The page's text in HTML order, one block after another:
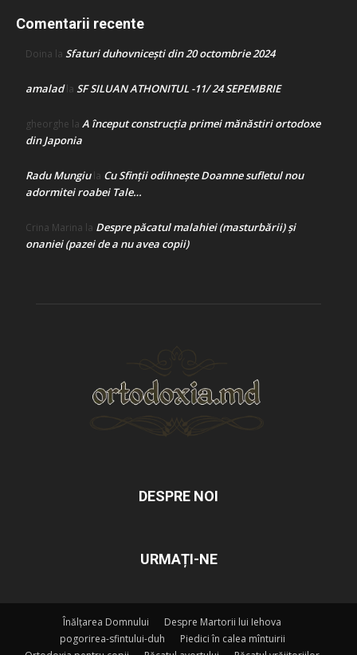
Comentarii recente
Doina la Sfaturi duhovnicești din 20 octombrie 2024
amaladla SF SILUAN ATHONITUL -11/ 24 SEPEMBRIE
gheorghe la A început construcţia primei mănăstiri ortodoxe
din Japonia
Radu Mungiula Cu Sfinții odihnește Doamne sufletul nou
adormitei roabei Tale…
Crina Marina la Despre păcatul malahiei (masturbării) şi
onaniei (pazei de a nu avea copii)
DESPRE NOI
URMAȚI-NE
Înălțarea Domnului
Despre Martorii lui Iehova
pogorirea-sfintului-duh
Piedici în calea mîntuirii